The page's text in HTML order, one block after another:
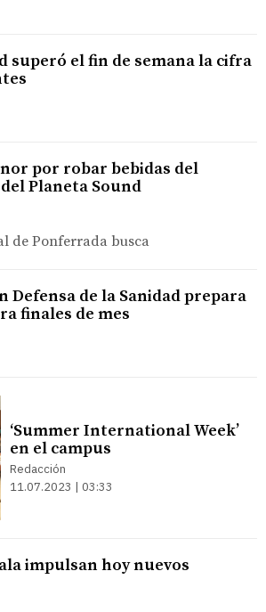
superó el fin de semana la cifra
por robar bebidas del
Planeta Sound
de Ponferrada busca
Defensa de la Sanidad prepara
finales de mes
‘Summer International Week’
en el campus
Redacción
11.07.2023 | 03:33
impulsan hoy nuevos